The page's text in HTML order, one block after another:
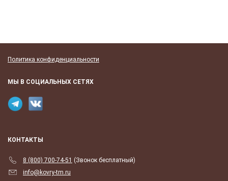
Политика конфиденциальности
МЫ В СОЦИАЛЬНЫХ СЕТЯХ
КОНТАКТЫ
8 (800) 700-74-51 (Звонок бесплатный)
info@kovry-tm.ru